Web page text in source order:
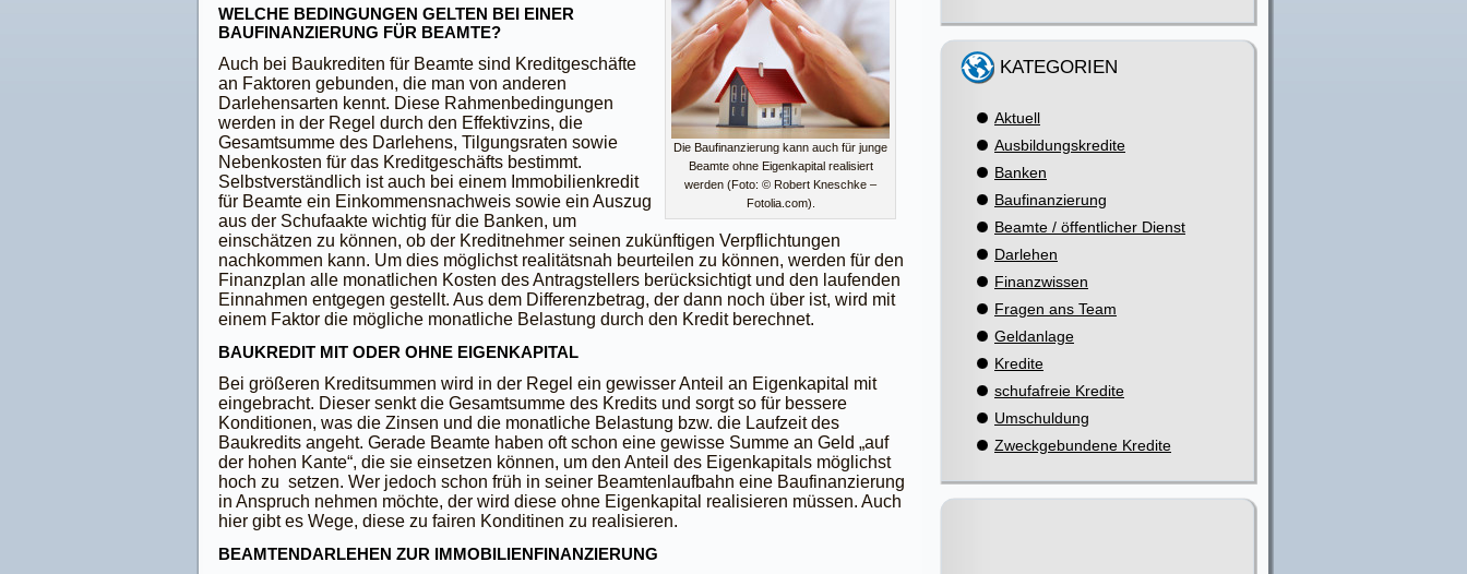
Die Baufinanzierung kann auch für junge
Beamte ohne Eigenkapital realisiert
werden (Foto: © Robert Kneschke –
Fotolia.com).
WELCHE BEDINGUNGEN GELTEN BEI EINER
BAUFINANZIERUNG FÜR BEAMTE?
Auch bei Baukrediten für Beamte sind Kreditgeschäfte
an Faktoren gebunden, die man von anderen
Darlehensarten kennt. Diese Rahmenbedingungen
werden in der Regel durch den Effektivzins, die
Gesamtsumme des Darlehens, Tilgungsraten sowie
Nebenkosten für das Kreditgeschäfts bestimmt.
Selbstverständlich ist auch bei einem Immobilienkredit
für Beamte ein Einkommensnachweis sowie ein Auszug
aus der Schufaakte wichtig für die Banken, um
einschätzen zu können, ob der Kreditnehmer seinen zukünftigen Verpflichtungen
nachkommen kann. Um dies möglichst realitätsnah beurteilen zu können, werden für den
Finanzplan alle monatlichen Kosten des Antragstellers berücksichtigt und den laufenden
Einnahmen entgegen gestellt. Aus dem Differenzbetrag, der dann noch über ist, wird mit
einem Faktor die mögliche monatliche Belastung durch den Kredit berechnet.
BAUKREDIT MIT ODER OHNE EIGENKAPITAL
Bei größeren Kreditsummen wird in der Regel ein gewisser Anteil an Eigenkapital mit
eingebracht. Dieser senkt die Gesamtsumme des Kredits und sorgt so für bessere
Konditionen, was die Zinsen und die monatliche Belastung bzw. die Laufzeit des
Baukredits angeht. Gerade Beamte haben oft schon eine gewisse Summe an Geld „auf
der hohen Kante“, die sie einsetzen können, um den Anteil des Eigenkapitals möglichst
hoch zu setzen. Wer jedoch schon früh in seiner Beamtenlaufbahn eine Baufinanzierung
in Anspruch nehmen möchte, der wird diese ohne Eigenkapital realisieren müssen. Auch
hier gibt es Wege, diese zu fairen Konditinen zu realisieren.
BEAMTENDARLEHEN ZUR IMMOBILIENFINANZIERUNG
KATEGORIEN
Aktuell
Ausbildungskredite
Banken
Baufinanzierung
Beamte / öffentlicher Dienst
Darlehen
Finanzwissen
Fragen ans Team
Geldanlage
Kredite
schufafreie Kredite
Umschuldung
Zweckgebundene Kredite